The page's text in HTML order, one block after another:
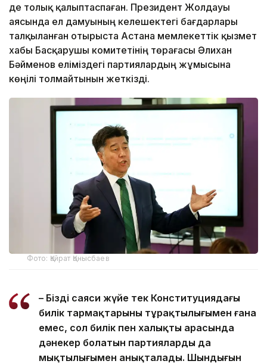
де толық қалыптаспаған. Президент Жолдауы
аясында ел дамуының келешектегі бағдарлары
талқыланған отырыста Астана мемлекеттік қызмет
хабы Басқарушы комитетінің төрағасы Әлихан
Бәйменов еліміздегі партиялардың жұмысына
көңілі толмайтынын жеткізді.
Фото: Қайрат Қонысбаев
– Біздің саяси жүйе тек Конституциядағы
билік тармақтарының тұрақтылығымен ғана
емес, сол билік пен халықтың арасында
дәнекер болатын партиялардың да
мықтылығымен анықталады. Шындығын